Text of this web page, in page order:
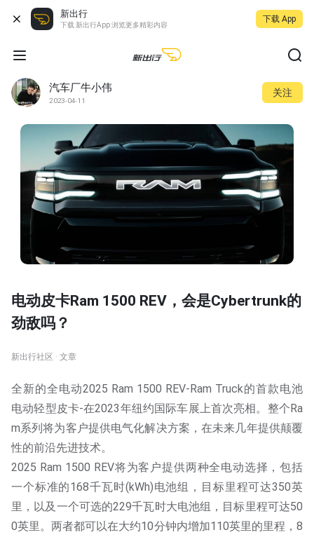
新出行
下载 新出行App 浏览更多精彩内容
下载 App
汽车厂牛小伟
2023-04-11
关注
电动皮卡Ram 1500 REV，会是Cybertrunk的
劲敌吗？
新出行社区 · 文章
全新的全电动2025 Ram 1500 REV-Ram Truck的首款电池
电动轻型皮卡-在2023年纽约国际车展上首次亮相。整个Ra
m系列将为客户提供电气化解决方案，在未来几年提供颠覆
性的前沿先进技术。
2025 Ram 1500 REV将为客户提供两种全电动选择，包括
一个标准的168千瓦时(kWh)电池组，目标里程可达350英
里，以及一个可选的229千瓦时大电池组，目标里程可达50
0英里。两者都可以在大约10分钟内增加110英里的里程，8